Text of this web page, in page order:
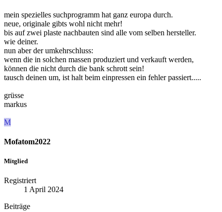
mein spezielles suchprogramm hat ganz europa durch.
neue, originale gibts wohl nicht mehr!
bis auf zwei plaste nachbauten sind alle vom selben hersteller.
wie deiner.
nun aber der umkehrschluss:
wenn die in solchen massen produziert und verkauft werden,
können die nicht durch die bank schrott sein!
tausch deinen um, ist halt beim einpressen ein fehler passiert.....
grüsse
markus
M
Mofatom2022
Mitglied
Registriert
1 April 2024
Beiträge